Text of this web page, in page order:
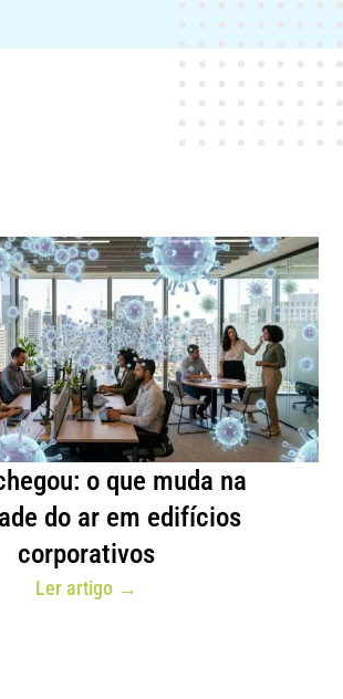
o que muda na
do ar em edifícios
corporativos
Ler artigo →